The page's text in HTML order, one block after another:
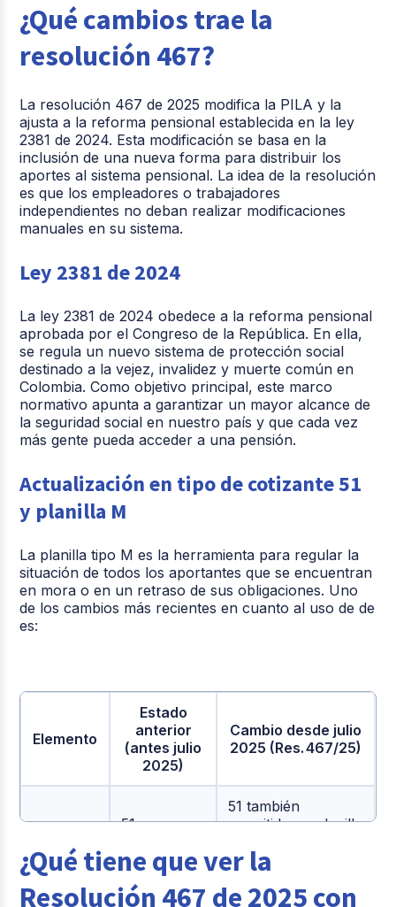
¿Qué cambios trae la
resolución 467?
La resolución 467 de 2025 modifica la PILA y la
ajusta a la reforma pensional establecida en la ley
2381 de 2024. Esta modificación se basa en la
inclusión de una nueva forma para distribuir los
aportes al sistema pensional. La idea de la resolución
es que los empleadores o trabajadores
independientes no deban realizar modificaciones
manuales en su sistema.
Ley 2381 de 2024
La ley 2381 de 2024 obedece a la reforma pensional
aprobada por el Congreso de la República. En ella,
se regula un nuevo sistema de protección social
destinado a la vejez, invalidez y muerte común en
Colombia. Como objetivo principal, este marco
normativo apunta a garantizar un mayor alcance de
la seguridad social en nuestro país y que cada vez
más gente pueda acceder a una pensión.
Actualización en tipo de cotizante 51
y planilla M
La planilla tipo M es la herramienta para regular la
situación de todos los aportantes que se encuentran
en mora o en un retraso de sus obligaciones. Uno
de los cambios más recientes en cuanto al uso de de
es:
Elemento
Estado
anterior
(antes julio
2025)
Cambio desde julio
2025 (Res. 467/25)
cotizante
51 en
E
(Empleados)
51 también
permitido en planilla
aportante 15 y se
cumplen
validaciones
¿Qué tiene que ver la
Resolución 467 de 2025 con